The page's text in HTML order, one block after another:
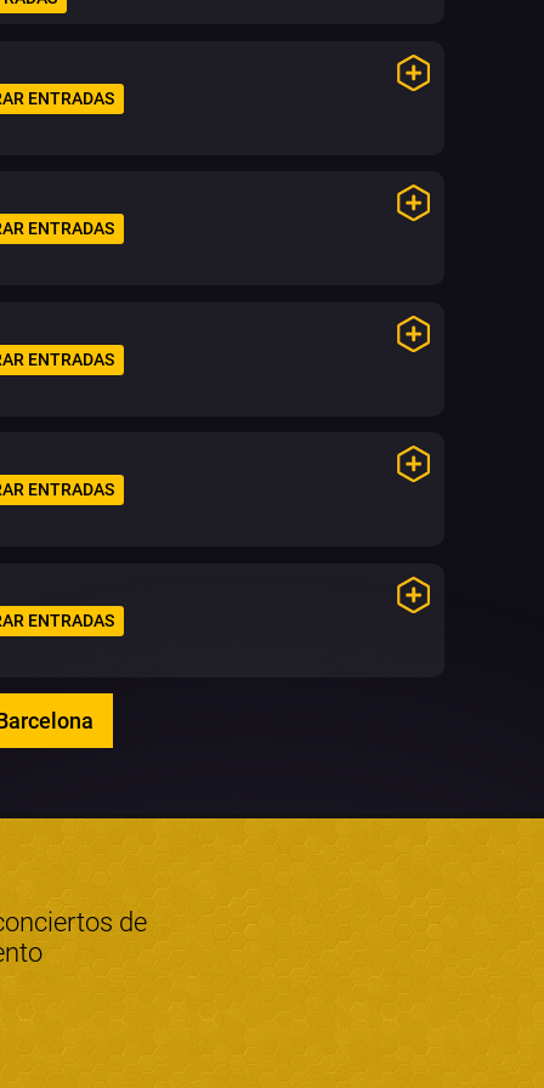
ENTRADAS
ENTRADAS
ENTRADAS
ENTRADAS
ENTRADAS
de